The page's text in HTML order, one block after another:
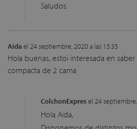
Saludos.
Aidael 24 septiembre, 2020 a las 15:35
Hola buenas, estoi interesada en
compacta de 2 cama
ColchonExpresel 24
Hola Aida,